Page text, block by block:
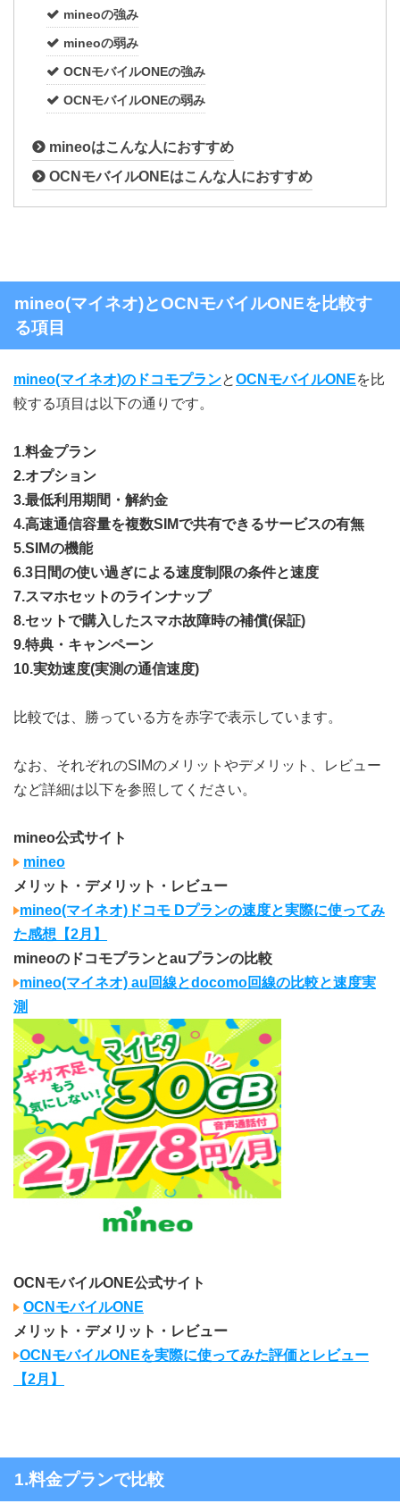
mineoの強み
mineoの弱み
OCNモバイルONEの強み
OCNモバイルONEの弱み
mineoはこんな人におすすめ
OCNモバイルONEはこんな人におすすめ
mineo(マイネオ)とOCNモバイルONEを比較す
る項目
mineo(マイネオ)のドコモプランとOCNモバイルONEを比
較する項目は以下の通りです。
1.料金プラン
2.オプション
3.最低利用期間・解約金
4.高速通信容量を複数SIMで共有できるサービスの有無
5.SIMの機能
6.3日間の使い過ぎによる速度制限の条件と速度
7.スマホセットのラインナップ
8.セットで購入したスマホ故障時の補償(保証)
9.特典・キャンペーン
10.実効速度(実測の通信速度)
比較では、勝っている方を赤字で表示しています。
なお、それぞれのSIMのメリットやデメリット、レビュー
など詳細は以下を参照してください。
mineo公式サイト
mineo
メリット・デメリット・レビュー
mineo(マイネオ)ドコモ Dプランの速度と実際に使ってみ
た感想【2月】
mineoのドコモプランとauプランの比較
mineo(マイネオ) au回線とdocomo回線の比較と速度実
測
OCNモバイルONE公式サイト
OCNモバイルONE
メリット・デメリット・レビュー
OCNモバイルONEを実際に使ってみた評価とレビュー
【2月】
1.料金プランで比較